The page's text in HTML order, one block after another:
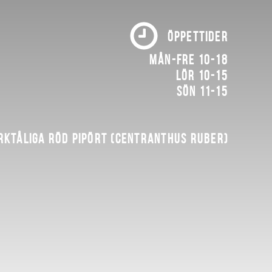
ÖPPETTIDER
Mån-fre 10-18
Lör 10-15
Sön 11-15
röd pipört (Centranthus ruber)